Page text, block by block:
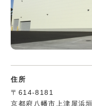
住所
〒614-8181
京都府八幡市上津屋浜